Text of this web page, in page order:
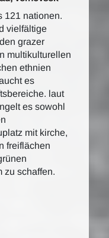
121 nationen.
vielfältige
grazer
multikulturellen
ethnien
es
laut
es sowohl
mit kirche,
freiflächen
zu schaffen.